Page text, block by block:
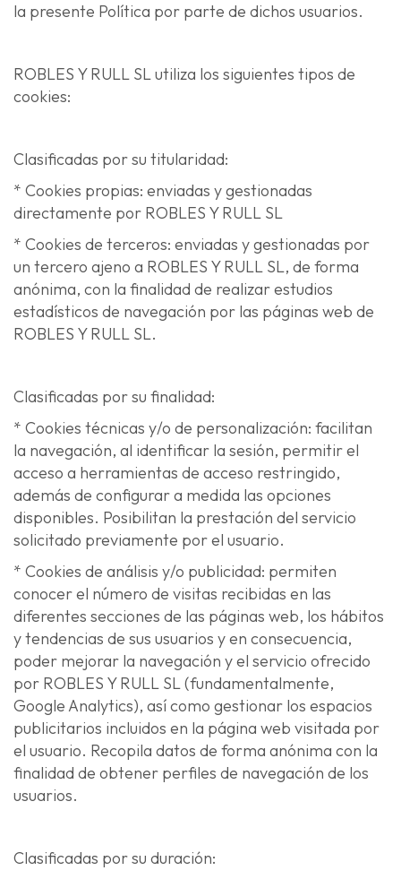
la presente Política por parte de dichos usuarios.
ROBLES Y RULL SL utiliza los siguientes tipos de
cookies:
Clasificadas por su titularidad:
* Cookies propias: enviadas y gestionadas
directamente por ROBLES Y RULL SL
* Cookies de terceros: enviadas y gestionadas por
un tercero ajeno a ROBLES Y RULL SL, de forma
anónima, con la finalidad de realizar estudios
estadísticos de navegación por las páginas web de
ROBLES Y RULL SL.
Clasificadas por su finalidad:
* Cookies técnicas y/o de personalización: facilitan
la navegación, al identificar la sesión, permitir el
acceso a herramientas de acceso restringido,
además de configurar a medida las opciones
disponibles. Posibilitan la prestación del servicio
solicitado previamente por el usuario.
* Cookies de análisis y/o publicidad: permiten
conocer el número de visitas recibidas en las
diferentes secciones de las páginas web, los hábitos
y tendencias de sus usuarios y en consecuencia,
poder mejorar la navegación y el servicio ofrecido
por ROBLES Y RULL SL (fundamentalmente,
Google Analytics), así como gestionar los espacios
publicitarios incluidos en la página web visitada por
el usuario. Recopila datos de forma anónima con la
finalidad de obtener perfiles de navegación de los
usuarios.
Clasificadas por su duración: